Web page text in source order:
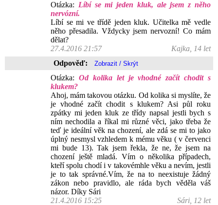
Otázka: Líbí se mi jeden kluk, ale jsem z něho
nervózní.
Líbí se mi ve třídě jeden kluk. Učitelka mě vedle
něho přesadila. Vždycky jsem nervozní! Co mám
dělat?
27.4.2016 21:57
Kajka, 14 let
Odpověď:
Otázka: Od kolika let je vhodné začít chodit s
klukem?
Ahoj, mám takovou otázku. Od kolika si myslíte, že
je vhodné začít chodit s klukem? Asi půl roku
zpátky mi jeden kluk ze třídy napsal jestli bych s
ním nechodila a říkal mi různé věci, jako třeba že
teď je ideální věk na chození, ale zdá se mi to jako
úplný nesmysl vzhledem k mému věku ( v červenci
mi bude 13). Tak jsem řekla, že ne, že jsem na
chození ještě mladá. Vím o několika případech,
kteří spolu chodí i v takovémhle věku a nevím, jestli
je to tak správné.Vím, že na to neexistuje žádný
zákon nebo pravidlo, ale ráda bych věděla váš
názor. Díky Sári
21.4.2016 15:25
Sári, 12 let